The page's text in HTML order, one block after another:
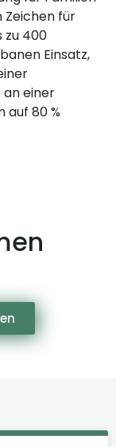
Zeichen für
zu 400
Einsatz,
einer
auf 80 %